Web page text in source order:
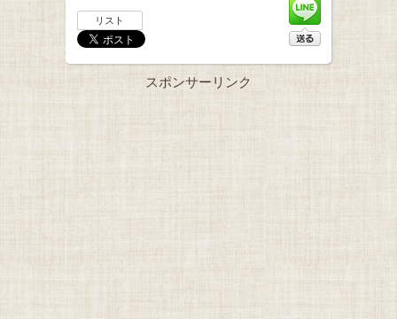
リスト
スポンサーリンク